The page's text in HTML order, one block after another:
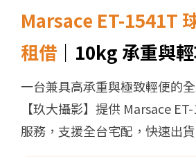
Marsace ET-1541T
租借 ｜10kg 承重與
一台兼具高承重與極致輕便的
【玖大攝影】提供 Marsace
服務，支援全台宅配，快速出貨